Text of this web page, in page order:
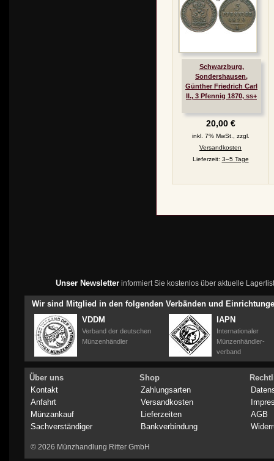
Schwarzburg,
Sondershausen,
Günther Friedrich Carl
II., 3 Pfennig 1870, ss+
20,00 €
inkl. 7% MwSt., zzgl.
Versandkosten
Lieferzeit: 3–5 Tage
Unser Newsletterinformiert Sie kostenlos über aktuelle
Wir sind Mitglied in den folgenden Verbänden und
VDDM
Verband der deutschen
Münzenhändler
IAPN
Internationaler
Münzenhändler-
verband
Über uns
Kontakt
Anfahrt
Münzankauf
Sachverständiger
Shop
Zahlungsarten
Versandkosten
Lieferzeiten
Bankverbindung
AGB
© 2026 Münzhandlung Ritter GmbH